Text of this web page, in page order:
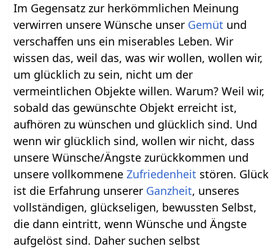
Im Gegensatz zur herkömmlichen Meinung
verwirren unsere Wünsche unser Gemüt und
verschaffen uns ein miserables Leben. Wir
wissen das, weil das, was wir wollen, wollen wir,
um glücklich zu sein, nicht um der
vermeintlichen Objekte willen. Warum? Weil wir,
sobald das gewünschte Objekt erreicht ist,
aufhören zu wünschen und glücklich sind. Und
wenn wir glücklich sind, wollen wir nicht, dass
unsere Wünsche/Ängste zurückkommen und
unsere vollkommeneZufriedenheit stören. Glück
ist die Erfahrung unserer Ganzheit, unseres
vollständigen, glückseligen, bewussten Selbst,
die dann eintritt, wenn Wünsche und Ängste
aufgelöst sind. Daher suchen selbst